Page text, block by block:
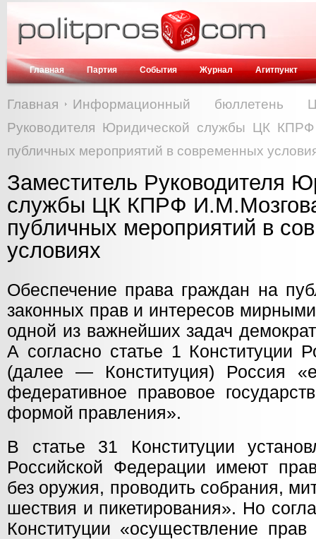
Главная Партия События Журнал Агитпункт
Главная
Информационный
Руководителя Юридической службы ЦК
публичных мероприятий в современных
Заместитель Руководителя
службы ЦК КПРФ
публичных мероприятий в
условиях
Обеспечение права граждан на
законных прав и интересов
одной из важнейших задач
А согласно статье 1 Конституции
(далее — Конституция) Россия
федеративное правовое
формой правления».
В статье 31 Конституции
Российской Федерации имеют
без оружия, проводить собрания,
шествия и пикетирования». Но
Конституции «осуществление